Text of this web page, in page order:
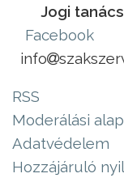
Jogi
Facebook
info
RSS
Moderálási
Adatvédelem
Hozzájáruló